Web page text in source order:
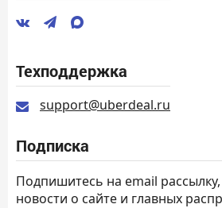
Техподдержка
support@uberdeal.ru
Подписка
Подпишитесь на email
новости о сайте и главных